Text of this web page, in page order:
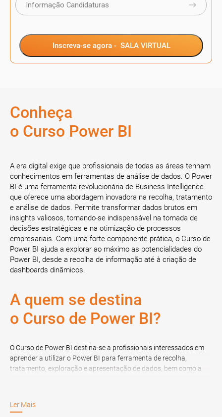
Informação Candidaturas
Inscreva-se agora - SALA VIRTUAL
Conheça
o Curso Power BI
A era digital exige que profissionais de todas as áreas tenham
conhecimentos em ferramentas de análise de dados. O Power
BI é uma ferramenta revolucionária de Business Intelligence
que oferece uma abordagem inovadora na recolha, tratamento
e análise de dados. Permite transformar dados brutos em
insights valiosos, tornando-se indispensável na tomada de
decisões estratégicas e na otimização de processos
empresariais. Com uma forte componente prática, o Curso de
Power BI ajuda a explorar ao máximo as potencialidades do
Power BI, desde a recolha de informação até à criação de
dashboards dinâmicos.
A quem se destina
o Curso de Power BI?
O Curso de Power BI destina-se a profissionais interessados em
aprender a utilizar o Power BI para ferramenta de recolha,
tratamento, exploração e apresentação de dados, bem como a
Ler Mais